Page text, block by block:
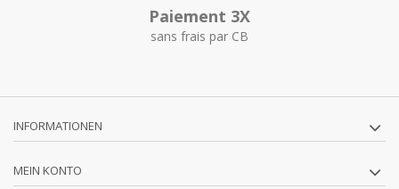
Paiement 3X
sans frais par CB
INFORMATIONEN
MEIN KONTO